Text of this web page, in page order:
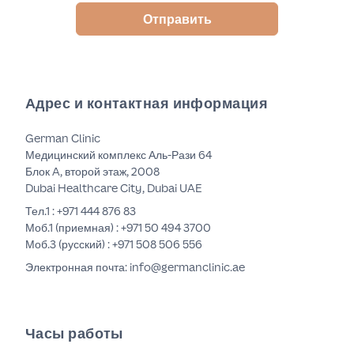
Отправить
Адрес и контактная информация
German Clinic
Медицинский комплекс Аль-Рази 64
Блок A, второй этаж, 2008
Dubai Healthcare City, Dubai UAE
Тел.1 :+971 444 876 83
Моб.1 (приемная) :+971 50 494 3700
Моб.3 (русский) :+971 508 506 556
Электронная почта: info@germanclinic.ae
Часы работы